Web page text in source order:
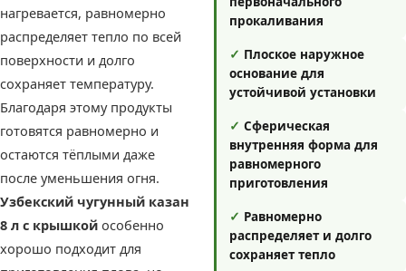
нагревается, равномерно
распределяет тепло по всей
поверхности и долго
сохраняет температуру.
Благодаря этому продукты
готовятся равномерно и
остаются тёплыми даже
после уменьшения огня.
Узбекский чугунный казан
8 л с крышкой особенно
хорошо подходит для
прокаливания
✓ Плоское наружное
основание для
устойчивой установки
✓ Сферическая
внутренняя форма для
равномерного
приготовления
✓ Равномерно
распределяет и долго
сохраняет тепло